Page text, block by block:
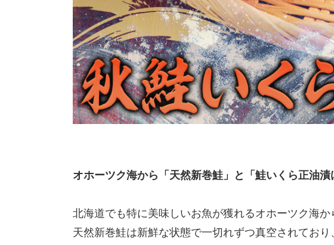
オホーツク海から「天然新巻鮭」と「鮭いくら正油漬
北海道でも特に美味しいお魚が獲れるオホーツク海
天然新巻鮭は新鮮な状態で一切れずつ真空されてお